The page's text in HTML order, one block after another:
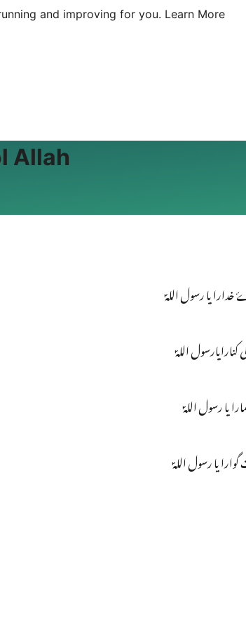
and improving for you. Learn More
Allah
یا رسول اللہؐ
اللہؐ
یا رسول اللہؐ
یا رسول اللہؐ